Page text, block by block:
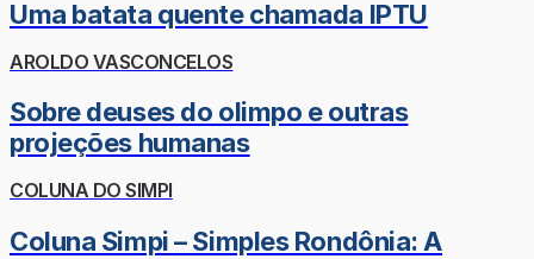
Uma batata quente chamada IPTU
AROLDO VASCONCELOS
Sobre deuses do olimpo e outras
projeções humanas
COLUNA DO SIMPI
Coluna Simpi – Simples Rondônia: A